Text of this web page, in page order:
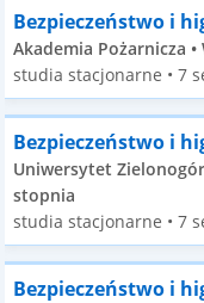
Bezpieczeństwo i
Akademia Pożarnicza
studia stacjonarne • 7
Bezpieczeństwo i
Uniwersytet
stopnia
studia stacjonarne • 7
Bezpieczeństwo i